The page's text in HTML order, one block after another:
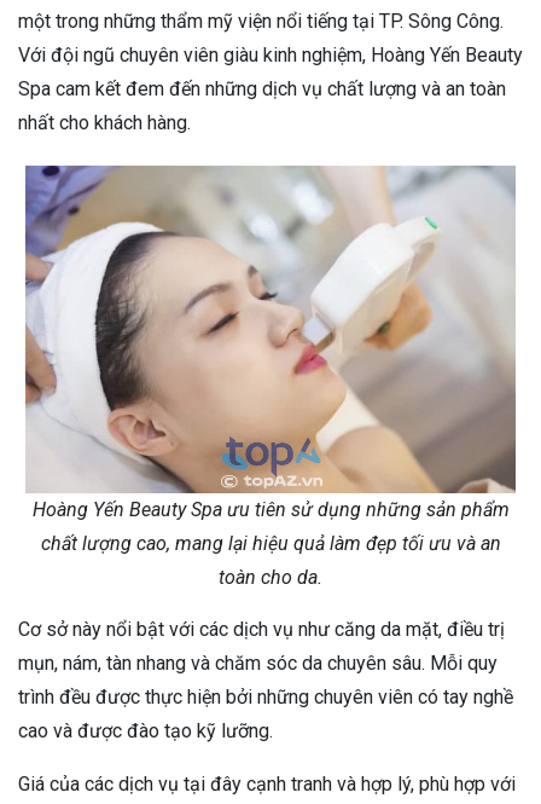
một trong những thẩm mỹ viện nổi tiếng tại TP. Sông Công.
Với đội ngũ chuyên viên giàu kinh nghiệm, Hoàng Yến Beauty
Spa cam kết đem đến những dịch vụ chất lượng và an toàn
nhất cho khách hàng.
Hoàng Yến Beauty Spa ưu tiên sử dụng những sản phẩm
chất lượng cao, mang lại hiệu quả làm đẹp tối ưu và an
toàn cho da.
Cơ sở này nổi bật với các dịch vụ như căng da mặt, điều trị
mụn, nám, tàn nhang và chăm sóc da chuyên sâu. Mỗi quy
trình đều được thực hiện bởi những chuyên viên có tay nghề
cao và được đào tạo kỹ lưỡng.
Giá của các dịch vụ tại đây cạnh tranh và hợp lý, phù hợp với